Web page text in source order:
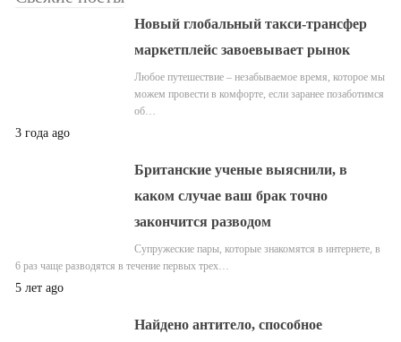
Новый глобальный такси-трансфер
маркетплейс завоевывает рынок
Любое путешествие – незабываемое время, которое мы
можем провести в комфорте, если заранее позаботимся
об…
3 года ago
Британские ученые выяснили, в
каком случае ваш брак точно
закончится разводом
Супружеские пары, которые знакомятся в интернете, в
6 раз чаще разводятся в течение первых трех…
5 лет ago
Найдено антитело, способное